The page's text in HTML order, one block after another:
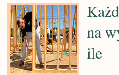
ZDOŁALIBYŚMY
na
ile